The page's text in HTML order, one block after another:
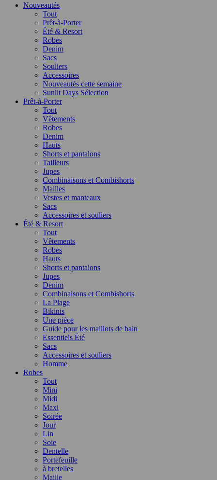
Nouveautés
Tout
Prêt-à-Porter
Été & Resort
Robes
Denim
Sacs
Souliers
Accessoires
Nouveautés cette semaine
Sunlit Days Sélection
Prêt-à-Porter
Tout
Vêtements
Robes
Denim
Hauts
Shorts et pantalons
Tailleurs
Jupes
Combinaisons et Combishorts
Mailles
Vestes et manteaux
Sacs
Accessoires et souliers
Été & Resort
Tout
Vêtements
Robes
Hauts
Shorts et pantalons
Jupes
Denim
Combinaisons et Combishorts
La Plage
Bikinis
Une pièce
Guide pour les maillots de bain
Essentiels Été
Sacs
Accessoires et souliers
Homme
Robes
Tout
Mini
Midi
Maxi
Soirée
Jour
Lin
Soie
Dentelle
Portefeuille
à bretelles
Maille